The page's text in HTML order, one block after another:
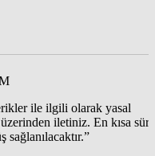
ile ilgili olarak yasal
iletiniz. En kısa süre